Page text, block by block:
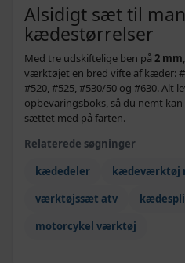
Alsidigt sæt til
kædestørrelser
Med tre udskiftelige ben på 2 mm,
værktøjet en bred vifte af kæder:
#520, #525, #530/50 og #630. Alt
opbevaringsboks, så du nemt
sættet med på farten.
Relaterede søgninger
kædedeler
kædeværktøj
værktøjssæt atv
motorcykel værktøj